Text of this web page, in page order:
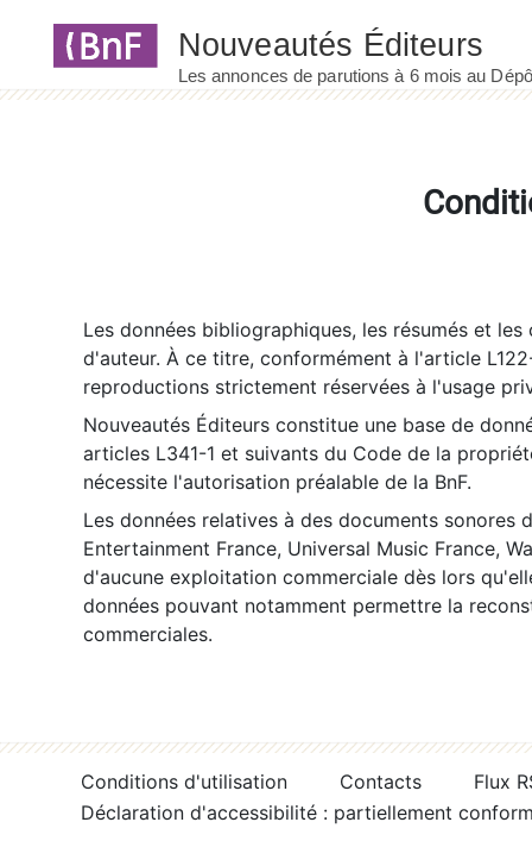
Les données bibliographiques, les résumés et
d'auteur. À ce titre, conformément à l'article
reproductions strictement réservées à l'usage
Nouveautés Éditeurs constitue une base de
articles L341-1 et suivants du Code de la
nécessite l'autorisation préalable de la BnF.
Les données relatives à des documents sonores
Entertainment France, Universal Music France,
d'aucune exploitation commerciale dès lors
données pouvant notamment permettre la
commerciales.
Conditions d'utilisation Contacts
Flux
Déclaration d'accessibilité : partiellement